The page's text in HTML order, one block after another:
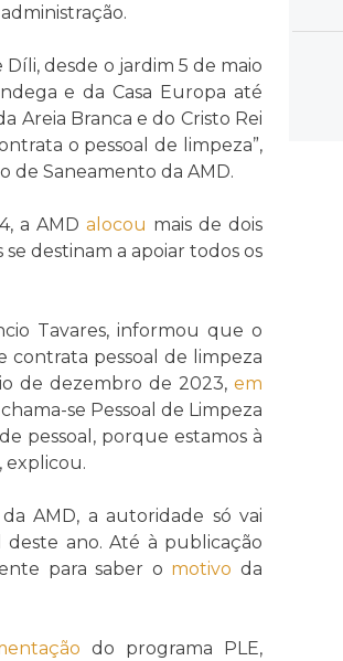
desde o jardim 5 de maio
e da Casa Europa até
Areia Branca e do Cristo Rei
o pessoal de limpeza”,
de Saneamento da AMD.
a AMDalocou mais de dois
destinam a apoiar todos os
Tavares, informou que o
contrata pessoal de limpeza
de dezembro de 2023, em
se Pessoal de Limpeza
de pessoal, porque estamos à
explicou.
AMD, a autoridade só vai
ano. Até à publicação
para saber o motivo da
do programa PLE,